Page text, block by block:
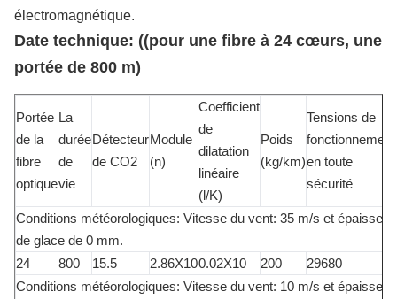
électromagnétique.
Date technique: ((pour une fibre à 24 cœurs, une
portée de 800 m)
Portée
de la
fibre
optique
La
durée
de
vie
Détecteur
de CO2
Module
(n)
Coefficient
de
dilatation
linéaire
(l/K)
Poids
(kg/km)
Tensions de
fonctionnement
en toute
sécurité
Conditions météorologiques: Vitesse du vent: 35 m/s et épaisseur
de glace de 0 mm.
24
800 15.5 2.86X100.02X10 200
29680
Conditions météorologiques: Vitesse du vent: 10 m/s et épaisseur